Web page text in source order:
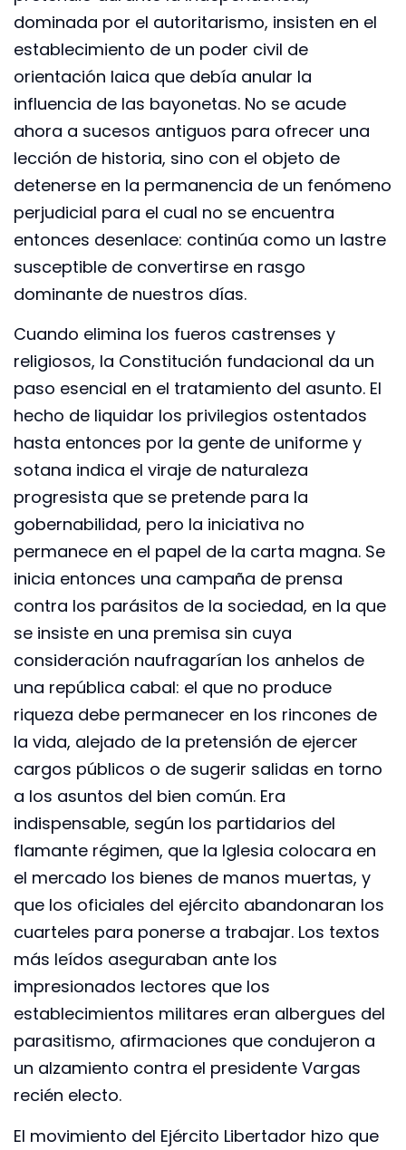
dominada por el autoritarismo, insisten en el
establecimiento de un poder civil de
orientación laica que debía anular la
influencia de las bayonetas. No se acude
ahora a sucesos antiguos para ofrecer una
lección de historia, sino con el objeto de
detenerse en la permanencia de un fenómeno
perjudicial para el cual no se encuentra
entonces desenlace: continúa como un lastre
susceptible de convertirse en rasgo
dominante de nuestros días.
Cuando elimina los fueros castrenses y
religiosos, la Constitución fundacional da un
paso esencial en el tratamiento del asunto. El
hecho de liquidar los privilegios ostentados
hasta entonces por la gente de uniforme y
sotana indica el viraje de naturaleza
progresista que se pretende para la
gobernabilidad, pero la iniciativa no
permanece en el papel de la carta magna. Se
inicia entonces una campaña de prensa
contra los parásitos de la sociedad, en la que
se insiste en una premisa sin cuya
consideración naufragarían los anhelos de
una república cabal: el que no produce
riqueza debe permanecer en los rincones de
la vida, alejado de la pretensión de ejercer
cargos públicos o de sugerir salidas en torno
a los asuntos del bien común. Era
indispensable, según los partidarios del
flamante régimen, que la Iglesia colocara en
el mercado los bienes de manos muertas, y
que los oficiales del ejército abandonaran los
cuarteles para ponerse a trabajar. Los textos
más leídos aseguraban ante los
impresionados lectores que los
establecimientos militares eran albergues del
parasitismo, afirmaciones que condujeron a
un alzamiento contra el presidente Vargas
recién electo.
El movimiento del Ejército Libertador hizo que